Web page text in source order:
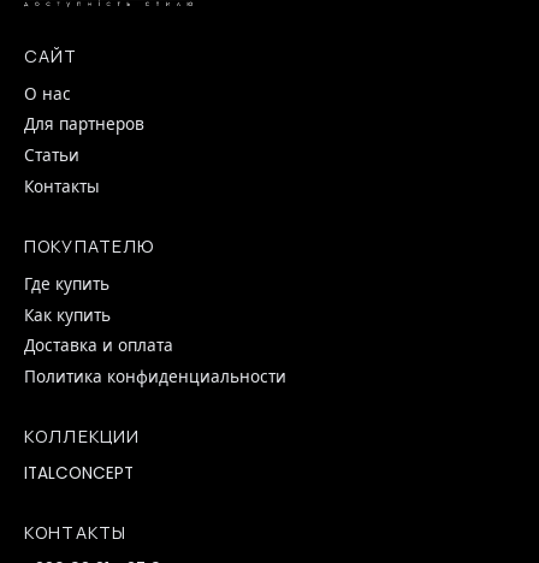
САЙТ
О нас
Для партнеров
Статьи
Контакты
ПОКУПАТЕЛЮ
Где купить
Как купить
Доставка и оплата
Политика конфиденциальности
КОЛЛЕКЦИИ
ITALCONCEPT
КОНТАКТЫ